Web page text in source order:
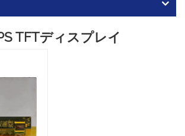
TFTディスプレイ